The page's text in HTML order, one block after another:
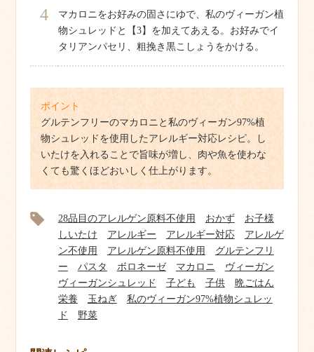
4
マカロニをお好みの固さにゆで、私のヴィーガン植
物シュレッドと【3】を加えてあえる。お好みでイ
タリアンパセリ、粗挽き黒こしょうをかける。
ポイント
グルテンフリーのマカロニと私のヴィーガン97%植
物シュレッドを使用したアレルギー対応レシピ。し
いたけを入れることで旨味が増し、肉や魚を使わな
くても驚くほどおいしく仕上がります。
28品目のアレルゲン原料不使用 おかず
お子様
しいたけ
アレルギー アレルギー対応
アレルゲ
ン不使用
アレルゲン原料不使用
グルテンフリ
ー
パスタ ボロネーゼ マカロニ
ヴィーガン
ヴィーガンシュレッド
子ども 子供
晩ごはん
栄養
玉ねぎ
私のヴィーガン97%植物シュレッ
ド
野菜